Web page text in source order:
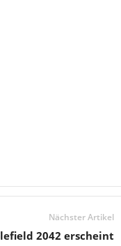
Nächster Artikel
2042 erscheint